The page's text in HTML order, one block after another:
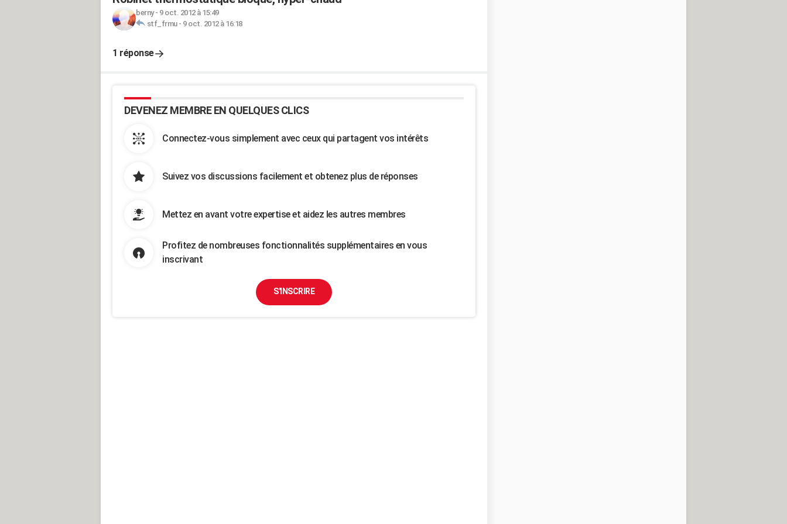
berny- 9 oct. 2012 à 15:49
stf_frmu- 9 oct. 2012 à 16:18
1 réponse
DEVENEZ MEMBRE EN QUELQUES CLICS
Connectez-vous simplement avec ceux qui partagent vos intérêts
Suivez vos discussions facilement et obtenez plus de réponses
Mettez en avant votre expertise et aidez les autres membres
Profitez de nombreuses fonctionnalités supplémentaires en vous
inscrivant
S'INSCRIRE